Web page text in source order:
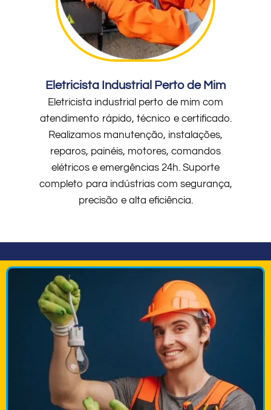
Eletricista Industrial Perto de Mim
Eletricista industrial perto de mim com
atendimento rápido, técnico e certificado.
Realizamos manutenção, instalações,
reparos, painéis, motores, comandos
elétricos e emergências 24h. Suporte
completo para indústrias com segurança,
precisão e alta eficiência.